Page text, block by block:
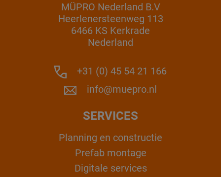
MÜPRO Nederland B.V
Heerlenersteenweg 113
6466 KS Kerkrade
Nederland
+31 (0) 45 54 21 166
info@muepro.nl
SERVICES
Planning en constructie
Prefab montage
Digitale services